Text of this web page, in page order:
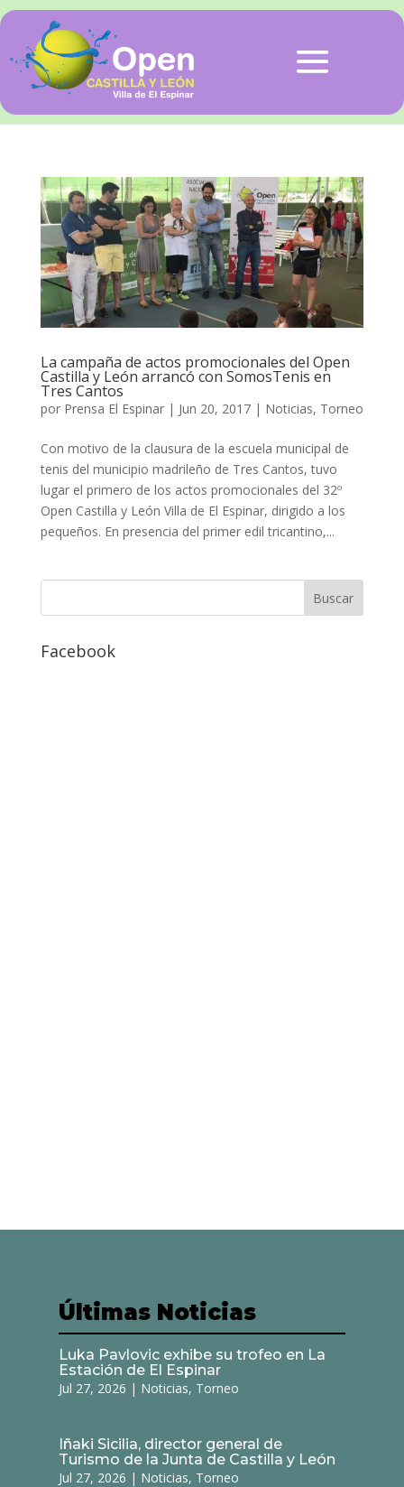
La campaña de actos promocionales del Open
Castilla y León arrancó con SomosTenis en
Tres Cantos
por Prensa El Espinar| Jun 20, 2017| Noticias, Torneo
Con motivo de la clausura de la escuela municipal de
tenis del municipio madrileño de Tres Cantos, tuvo
lugar el primero de los actos promocionales del 32º
Open Castilla y León Villa de El Espinar, dirigido a los
pequeños. En presencia del primer edil tricantino,...
Facebook
Últimas Noticias
Luka Pavlovic exhibe su trofeo en La
Estación de El Espinar
Jul 27, 2026 | Noticias, Torneo
Iñaki Sicilia, director general de
Turismo de la Junta de Castilla y León
Jul 27, 2026 | Noticias, Torneo